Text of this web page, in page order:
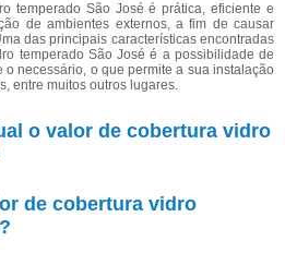
temperado São José é prática, eficiente e
de ambientes externos, a fim de causar
das principais características encontradas
temperado São José é a possibilidade de
o necessário, o que permite a sua instalação
entre muitos outros lugares.
o valor de cobertura vidro
de cobertura vidro